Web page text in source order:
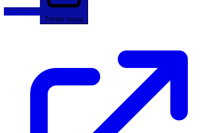
Sună acum
Trimite mesaj